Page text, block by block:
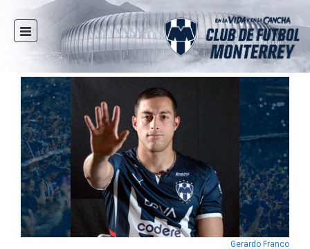
INICIO
NOTICIAS
CLUB
MULTIMEDIA
RAYADOS
RAYADAS
FUERZAS BÁSICAS
RESPONSABILIDAD SOCIAL
TAQUILLA
Gerardo Franco